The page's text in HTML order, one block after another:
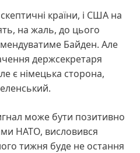
країни, і США на
на жаль, до цього
Байден. Але
держсекретаря
є німецька сторона,
може бути позитивно
НАТО, висловився
тижня буде не остання